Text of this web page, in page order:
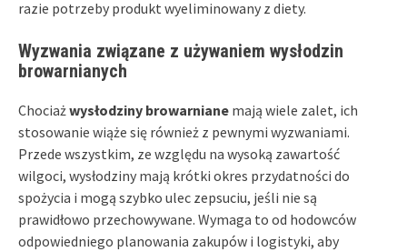
razie potrzeby produkt wyeliminowany z diety.
Wyzwania związane z używaniem wysłodzin
browarnianych
Chociażwysłodziny browarniane mają wiele zalet, ich
stosowanie wiąże się również z pewnymi wyzwaniami.
Przede wszystkim, ze względu na wysoką zawartość
wilgoci, wysłodziny mają krótki okres przydatności do
spożycia i mogą szybko ulec zepsuciu, jeśli nie są
prawidłowo przechowywane. Wymaga to od hodowców
odpowiedniego planowania zakupów i logistyki, aby